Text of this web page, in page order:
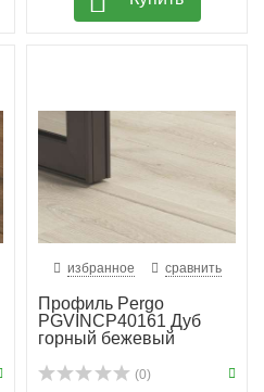
избранное сравнить
Профиль Pergo
PGVINCP40161 Дуб
горный бежевый
(0)